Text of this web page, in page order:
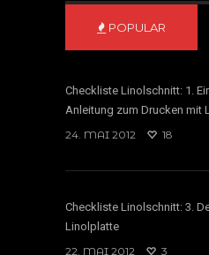
POPULAR
Checkliste Linolschnitt: 1.
Anleitung zum Drucken mit
24. MAI 2012
18
Checkliste Linolschnitt: 3.
Linolplatte
22. MAI 2012
3